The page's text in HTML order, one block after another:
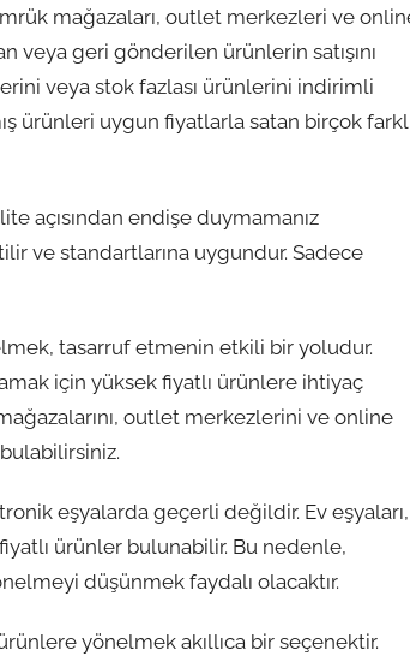
mağazaları, outlet merkezleri ve
veya geri gönderilen ürünlerin satışını
veya stok fazlası ürünlerini indirimli
ürünleri uygun fiyatlarla satan birçok
açısından endişe duymamanız
ve standartlarına uygundur. Sadece
tasarruf etmenin etkili bir yoludur.
için yüksek fiyatlı ürünlere ihtiyaç
outlet merkezlerini ve online
eşyalarda geçerli değildir. Ev eşyaları,
ürünler bulunabilir. Bu nedenle,
düşünmek faydalı olacaktır.
yönelmek akıllıca bir seçenektir.